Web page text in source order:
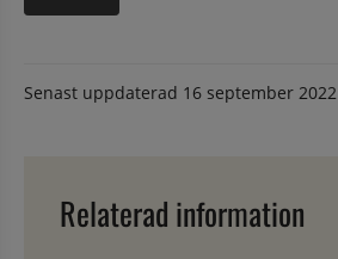
Senast uppdaterad 16 september 2022
Relaterad information